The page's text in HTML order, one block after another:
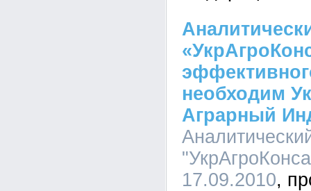
необходим
Аграрный
17.09.2010